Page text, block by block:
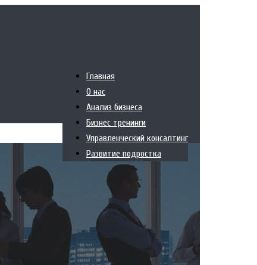
Главная
О нас
Анализ бизнеса
Бизнес тренинги
Управленческий консалтинг
Развитие подростка